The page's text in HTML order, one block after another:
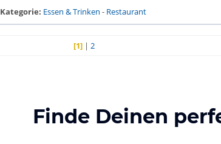
Kategorie: Essen & Trinken - Restaurant
[1]| 2
Finde Deinen